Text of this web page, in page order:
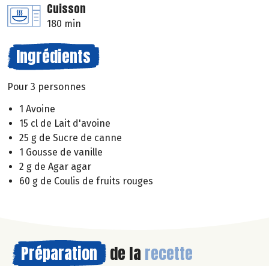
Cuisson
180 min
Ingrédients
Pour 3 personnes
1 Avoine
15 cl de Lait d'avoine
25 g de Sucre de canne
1 Gousse de vanille
2 g de Agar agar
60 g de Coulis de fruits rouges
Préparation de la recette